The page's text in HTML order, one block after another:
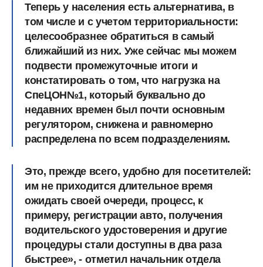
Теперь у населения есть альтернатива, в
том числе и с учетом территориальности:
целесообразнее обратиться в самый
ближайший из них. Уже сейчас мы можем
подвести промежуточные итоги и
констатировать о том, что нагрузка на
СпеЦОН№1, который буквально до
недавних времен был почти основным
регулятором, снижена и равномерно
распределена по всем подразделениям.
Это, прежде всего, удобно для посетителей:
им не приходится длительное время
ожидать своей очереди, процесс, к
примеру, регистрации авто, получения
водительского удостоверения и другие
процедуры стали доступны в два раза
быстрее», - отметил начальник отдела